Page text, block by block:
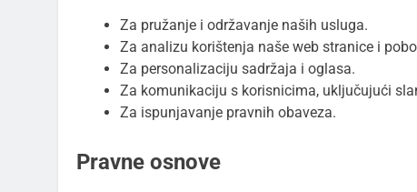
Za pružanje i održavanje naših usluga.
Za analizu korištenja naše web stranice i
Za personalizaciju sadržaja i oglasa.
Za komunikaciju s korisnicima, uključujući
Za ispunjavanje pravnih obaveza.
Pravne osnove